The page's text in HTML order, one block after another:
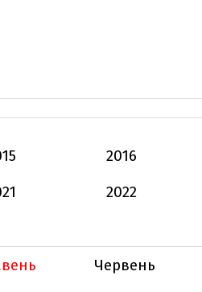
2016
2022
Червень